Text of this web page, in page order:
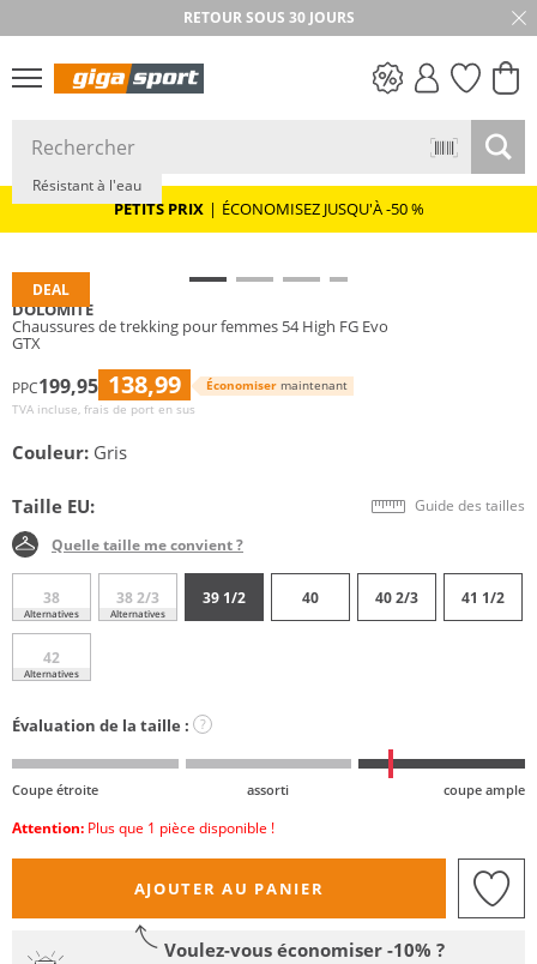
RETOUR SOUS 30 JOURS
PETITS PRIX
PETITS PRIX | ÉCONOMISEZ JUSQU'À -50 %
DEAL
Durable
GORE-TEX
Résistant à l'eau
DOLOMITE
Chaussures de trekking pour femmes 54 High FG Evo
GTX
PPC199,95 138,99 Économiser maintenant
TVA incluse, frais de port en sus
Couleur: Gris
Taille EU: Guide des tailles
Quelle taille me convient ?
38
Alternatives
38 2/3
Alternatives
39 1/2 40 40 2/3 41 1/2
42
Alternatives
Évaluation de la taille : ?
Coupe étroite assorti coupe ample
Attention: Plus que 1 pièce disponible !
AJOUTER AU PANIER
Voulez-vous économiser -10% ?